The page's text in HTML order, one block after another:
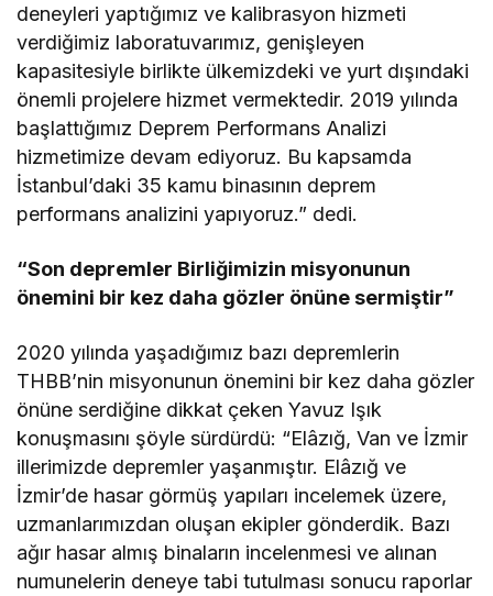
deneyleri yaptığımız ve kalibrasyon hizmeti
verdiğimiz laboratuvarımız, genişleyen
kapasitesiyle birlikte ülkemizdeki ve yurt dışındaki
önemli projelere hizmet vermektedir. 2019 yılında
başlattığımız Deprem Performans Analizi
hizmetimize devam ediyoruz. Bu kapsamda
İstanbul’daki 35 kamu binasının deprem
performans analizini yapıyoruz.” dedi.
“Son depremler Birliğimizin misyonunun
önemini bir kez daha gözler önüne sermiştir”
2020 yılında yaşadığımız bazı depremlerin
THBB’nin misyonunun önemini bir kez daha gözler
önüne serdiğine dikkat çeken Yavuz Işık
konuşmasını şöyle sürdürdü: “Elâzığ, Van ve İzmir
illerimizde depremler yaşanmıştır. Elâzığ ve
İzmir’de hasar görmüş yapıları incelemek üzere,
uzmanlarımızdan oluşan ekipler gönderdik. Bazı
ağır hasar almış binaların incelenmesi ve alınan
numunelerin deneye tabi tutulması sonucu raporlar